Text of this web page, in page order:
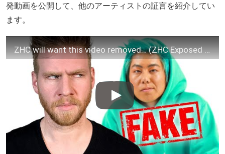
発動画を公開して、他のアーティストの証言を紹介してい
ます。
ZHC will want this video removed… (ZHC Exposed part 2/2)